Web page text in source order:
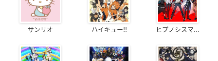
サンリオ ハイキュー!! ヒプノシスマ...